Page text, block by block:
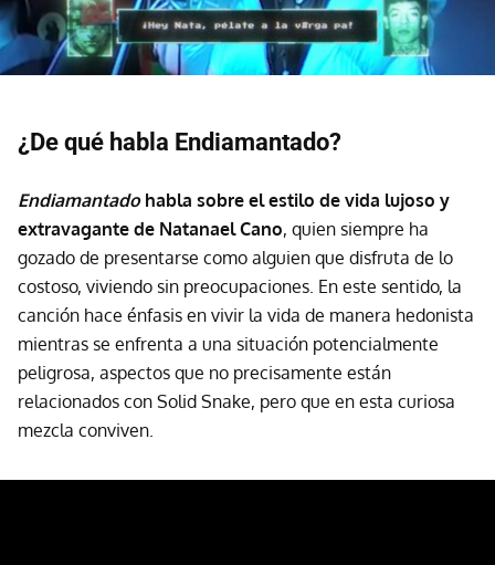
¿De qué habla Endiamantado?
Endiamantadohabla sobre el estilo de vida lujoso y
extravagante de Natanael Cano, quien siempre ha
gozado de presentarse como alguien que disfruta de lo
costoso, viviendo sin preocupaciones. En este sentido, la
canción hace énfasis en vivir la vida de manera hedonista
mientras se enfrenta a una situación potencialmente
peligrosa, aspectos que no precisamente están
relacionados con Solid Snake, pero que en esta curiosa
mezcla conviven.